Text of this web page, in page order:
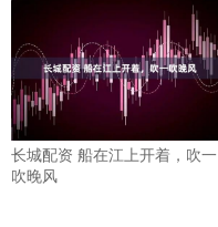
长城配资 船在江上开着，吹一
吹晚风